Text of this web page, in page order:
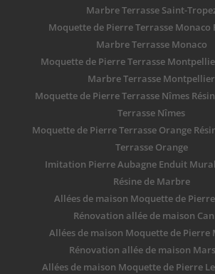
Marbre Terrasse Saint-
Moquette de Pierre Terrasse Monaco
Marbre Terrasse Monaco
Moquette de Pierre Terrasse
Marbre Terrasse Montpellier
Moquette de Pierre Terrasse Nîmes
Terrasse Nîmes
Moquette de Pierre Terrasse Orange
Terrasse Orange
Imitation Pierre Aubagne Enduit
Résine de Marbre
Allées de maison Moquette de
Rénovation allée de maison
Allées de maison Moquette de Pierre
Rénovation allée de maison
Allées de maison Moquette de Pierre